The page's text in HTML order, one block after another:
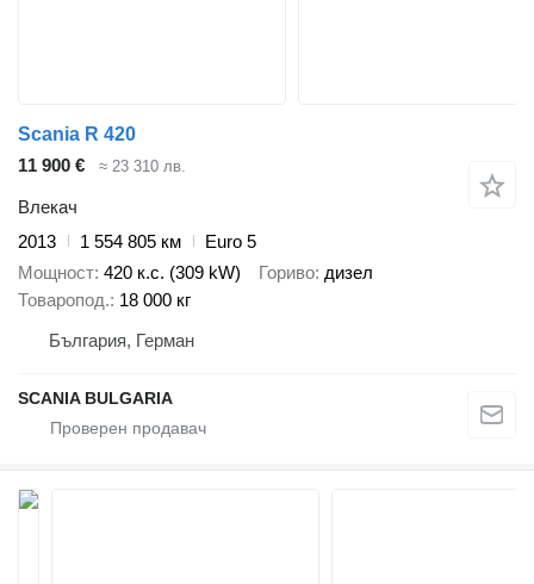
Scania R 420
11 900 €
≈ 23 310 лв.
Влекач
2013
1 554 805 км
Euro 5
Мощност 420 к.с. (309 kW) Гориво дизел
Товаропод. 18 000 кг
България, Герман
SCANIA BULGARIA